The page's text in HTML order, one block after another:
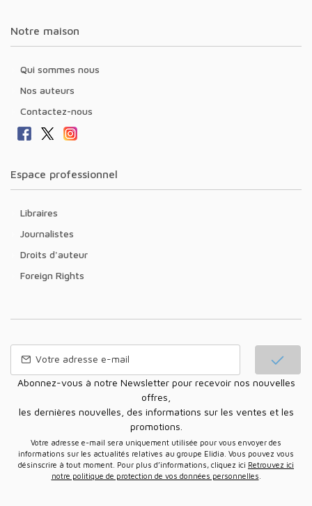
Notre maison
Qui sommes nous
Nos auteurs
Contactez-nous
Espace professionnel
Libraires
Journalistes
Droits d'auteur
Foreign Rights
Abonnez-vous à notre Newsletter pour recevoir nos nouvelles
offres,
les dernières nouvelles, des informations sur les ventes et les
promotions.
Votre adresse e-mail sera uniquement utilisée pour vous envoyer des
informations sur les actualités relatives au groupe Elidia. Vous pouvez vous
désinscrire à tout moment. Pour plus d’informations, cliquez ici Retrouvez ici
notre politique de protection de vos données personnelles